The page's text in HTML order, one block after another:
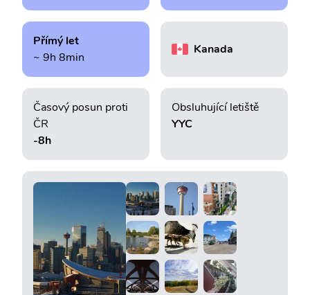
Přímý let
~ 9h 8min
Kanada
Časový posun proti
ČR
-8h
Obsluhující letiště
YYC